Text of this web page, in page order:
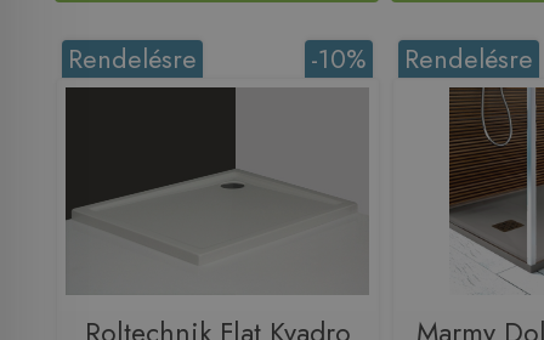
-10%
Rendelésre Rendelésre